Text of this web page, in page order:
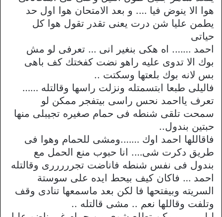
هوا الا ينوض فيا …. و بعد الامتحان هوا اول حد
يطمن عليا شن درت يعنى تقدر تقول هوا كل
حياتى
احمد ……. اه هكى بنغير انى … تعرفى لو مش
بوك الا تدوى عليه راهو نضت كفختك كف باهى
بس لانه بوك بلعتها وسكتت ..
فاليلى طبعا ابتسمتله ونزلت راسها وقالتله ……
تعرف يااحمد نحس راسى بيتفجر ممكن لو
سمحت تلقى شنطه فى حمام صغيره تجيبلى منها
حبتين بندول..
فاقاللها احمد اوك …….ومشى للحمام وهوا فى
طريق دكرت شى…. انا حبوب منع الحمل مع
بندول فى نفس شنطه فاناضت تجرررررى وقالتله
احمد … فاكان كيف بيحط ايده على سوستة
السريته وبيفتحها فا لكن بعد ماسمعها تنادى وقف
وتلفت وقاللها نعم .. مشى قالتله ..